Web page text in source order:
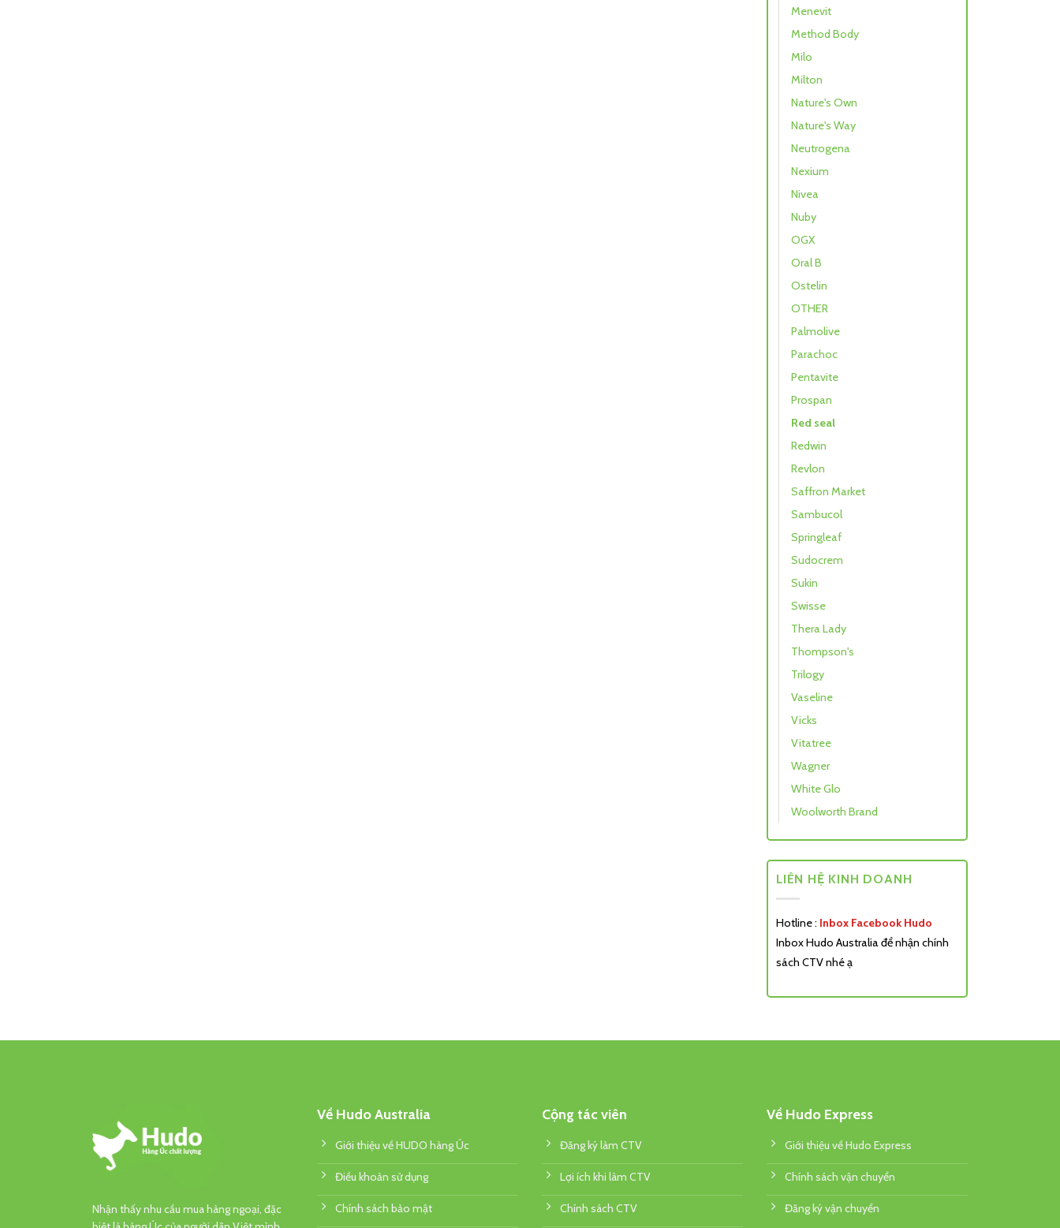
Menevit
Method Body
Milo
Milton
Nature's Own
Nature's Way
Neutrogena
Nexium
Nivea
Nuby
OGX
Oral B
Ostelin
OTHER
Palmolive
Parachoc
Pentavite
Prospan
Red seal
Redwin
Revlon
Saffron Market
Sambucol
Springleaf
Sudocrem
Sukin
Swisse
Thera Lady
Thompson's
Trilogy
Vaseline
Vicks
Vitatree
Wagner
White Glo
Woolworth Brand
LIÊN HỆ KINH DOANH
Hotline : Inbox Facebook Hudo
Inbox Hudo Australia để nhận chính
sách CTV nhé ạ
Nhận thấy nhu cầu mua hàng ngoại, đặc
Về Hudo Australia
Giới thiệu về HUDO hàng Úc
Điều khoản sử dụng
Chính sách bảo mật
Cộng tác viên
Đăng ký làm CTV
Lợi ích khi làm CTV
Chính sách CTV
Về Hudo Express
Giới thiệu về Hudo Express
Chính sách vận chuyển
Đăng ký vận chuyển